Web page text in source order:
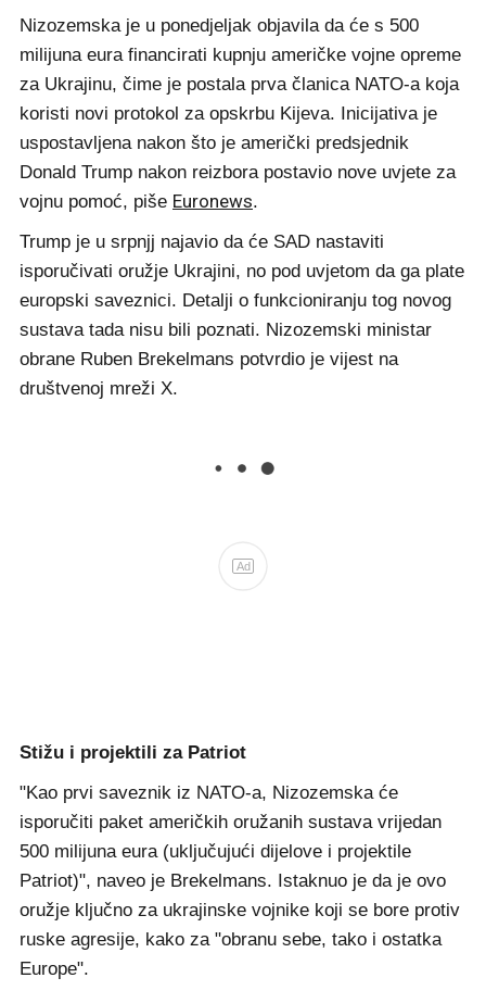
Nizozemska je u ponedjeljak objavila da će s 500
milijuna eura financirati kupnju američke vojne opreme
za Ukrajinu, čime je postala prva članica NATO-a koja
koristi novi protokol za opskrbu Kijeva. Inicijativa je
uspostavljena nakon što je američki predsjednik
Donald Trump nakon reizbora postavio nove uvjete za
vojnu pomoć, piše Euronews.
Trump je u srpnjj najavio da će SAD nastaviti
isporučivati oružje Ukrajini, no pod uvjetom da ga plate
europski saveznici. Detalji o funkcioniranju tog novog
sustava tada nisu bili poznati. Nizozemski ministar
obrane Ruben Brekelmans potvrdio je vijest na
društvenoj mreži X.
Ad
Stižu i projektili za Patriot
"Kao prvi saveznik iz NATO-a, Nizozemska će
isporučiti paket američkih oružanih sustava vrijedan
500 milijuna eura (uključujući dijelove i projektile
Patriot)", naveo je Brekelmans. Istaknuo je da je ovo
oružje ključno za ukrajinske vojnike koji se bore protiv
ruske agresije, kako za "obranu sebe, tako i ostatka
Europe".